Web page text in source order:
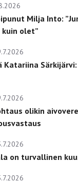
Milja Into:
olet”
Särkijärvi:
olikin
on turvallinen